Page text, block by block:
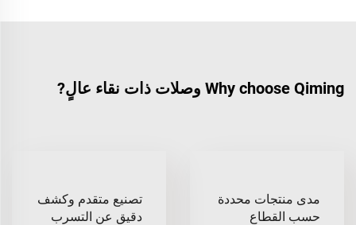
Why choose Qiming وصلات ذات نقاء عالٍ?
مدى منتجات محددة
حسب القطاع
تصنيع متقدم وكشف
دقيق عن التسرب